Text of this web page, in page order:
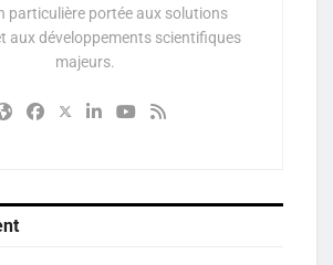
particulière portée aux solutions
aux développements scientifiques
majeurs.